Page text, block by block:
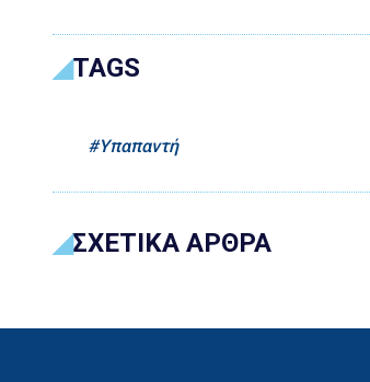
TAGS
Υπαπαντή
ΣΧΕΤΙΚΑ ΑΡΘΡΑ